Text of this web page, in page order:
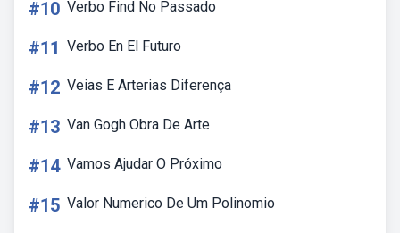
#10 Verbo Find No Passado
#11 Verbo En El Futuro
#12 Veias E Arterias Diferença
#13 Van Gogh Obra De Arte
#14 Vamos Ajudar O Próximo
#15 Valor Numerico De Um Polinomio